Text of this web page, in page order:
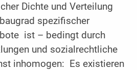
Dichte und Verteilung
spezifischer
ist – bedingt durch
und sozialrechtliche
inhomogen: Es existieren